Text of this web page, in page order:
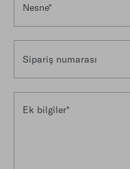
Nesne*
Sipariş numarası